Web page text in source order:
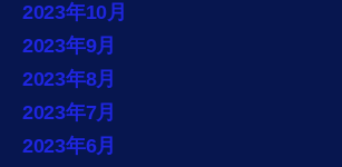
2023年10月
2023年9月
2023年8月
2023年7月
2023年6月